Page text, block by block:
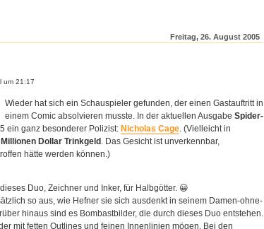
Freitag, 26. August 2005
um 21:17
Wieder hat sich ein Schauspieler gefunden, der einen Gastauftritt in
einem Comic absolvieren musste. In der aktuellen Ausgabe Spider-
ein ganz besonderer Polizist: Nicholas Cage . (Vielleicht in
Dollar Trinkgeld . Das Gesicht ist unverkennbar,
hätte werden können.)
Duo, Zeichner und Inker, für Halbgötter. 😀
so aus, wie Hefner sie sich ausdenkt in seinem Damen-ohne-
hinaus sind es Bombastbilder, die durch dieses Duo entstehen.
mit fetten Outlines und feinen Innenlinien mögen. Bei den